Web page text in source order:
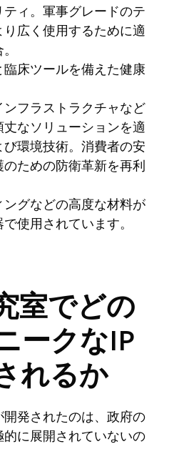
ィ。軍事グレードのテ
広く使用するために適
床ツールを備えた健康
フラストラクチャなど
なソリューションを適
環境技術。消費者の安
ための防衛革新を再利
グなどの高度な材料が
使用されています。
室でどの
ークなIP
れるか
発されたのは、政府の
に展開されていないの